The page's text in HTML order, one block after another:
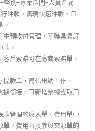
幣別+專案區間+人員區間
沖款，實現快速沖款，且
。
中預收付管理，關聯具體訂
款。
戶索賠可在廠商索賠單、
款單，簡化出納工作。
據銜接。可新增票據或取用
管理的收入單、費用單中
，費用直接參與來源單的